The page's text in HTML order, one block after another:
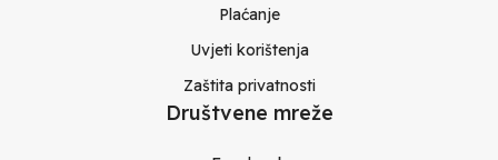
Plaćanje
Uvjeti korištenja
Zaštita privatnosti
Društvene mreže